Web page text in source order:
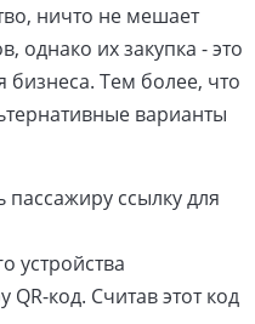
ничто не мешает
однако их закупка - это
Тем более, что
варианты
ссылку для
устройства
код. Считав этот код